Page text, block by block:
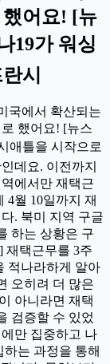
어요! [뉴
19가 워싱
시
국에서 확산되는
했어요! [뉴스
애틀을 시작으로
데요. 이전까지
에서만 재택근
4월 10일까지 재
. 북미 지역 구글
하는 상황은 구
재택근무를 3주
적나라하게 알아
오히려 더 많은
아니라면 재택
검증할 수 있었
만 집중하고 나
는 과정을 통해